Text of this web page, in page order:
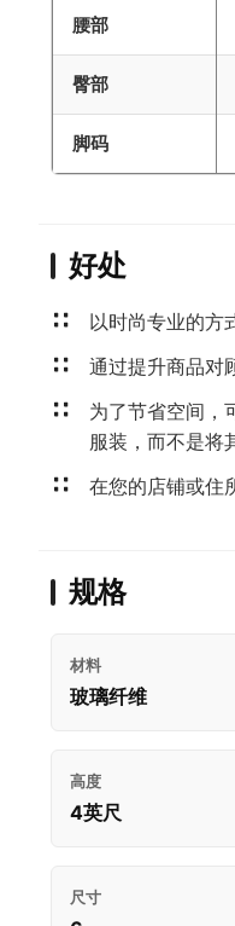
腰部
臀部
脚码
好处
以时尚专业的方
通过提升商品对
为了节省空间，
服装，而不是将
在您的店铺或住
规格
材料
玻璃纤维
高度
4英尺
尺寸